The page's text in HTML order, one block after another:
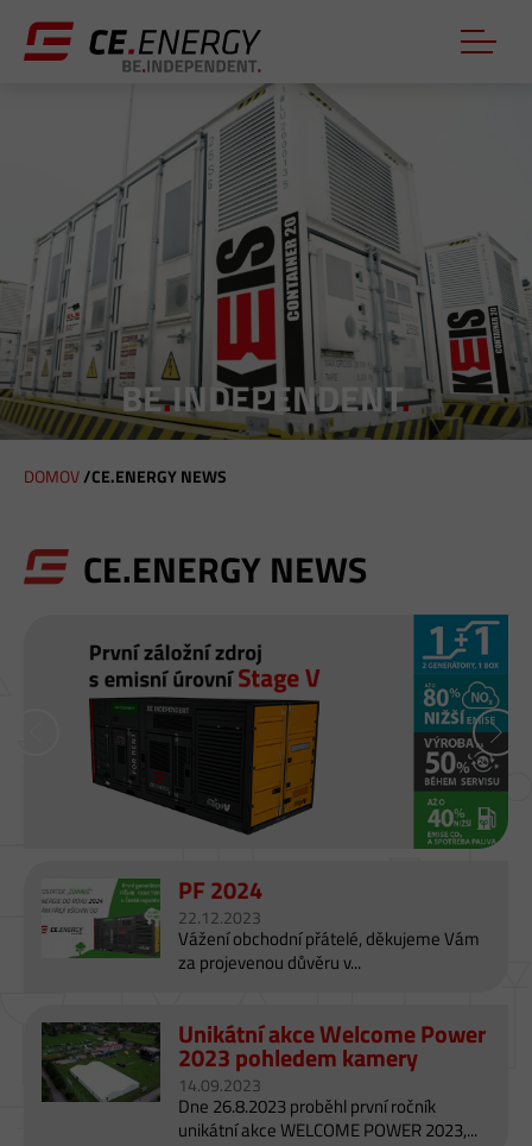
BE.INDEPENDENT.
A
C
DOMOV/CE.ENERGY NEWS
CE.ENERGY NEWS
PF 2024
22.12.2023
Vážení obchodní přátelé, děkujeme Vám
za projevenou důvěru v...
Unikátní akce Welcome Power
2023 pohledem kamery
14.09.2023
Dne 26.8.2023 proběhl první ročník
unikátní akce WELCOME POWER 2023,...